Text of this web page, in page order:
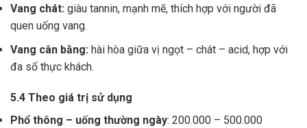
Vang chát: giàu tannin, mạnh mẽ, thích hợp với người đã
quen uống vang.
Vang cân bằng: hài hòa giữa vị ngọt – chát – acid, hợp với
đa số thực khách.
5.4 Theo giá trị sử dụng
Phổ thông – uống thường ngày: 200.000 – 500.000